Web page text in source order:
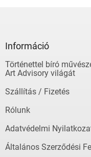
Információ
Történettel bíró
Art Advisory világát
Szállítás / Fizetés
Rólunk
Adatvédelmi
Általános Szerződési